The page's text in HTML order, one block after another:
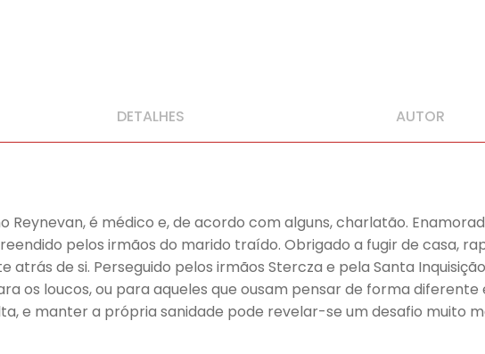
DETALHES AUTOR
Reynevan, é médico e, de acordo com alguns, charlatão.
pelos irmãos do marido traído. Obrigado a fugir de casa,
de si. Perseguido pelos irmãos Stercza e pela Santa
os loucos, ou para aqueles que ousam pensar de forma
e manter a própria sanidade pode revelar-se um desafio muito